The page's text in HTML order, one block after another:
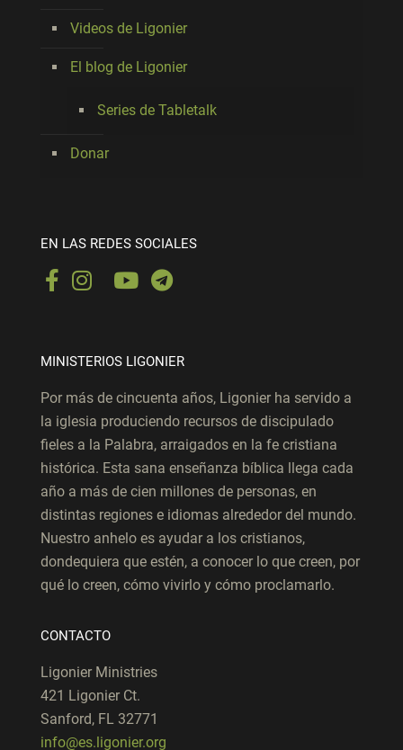
Videos de Ligonier
El blog de Ligonier
Series de Tabletalk
Donar
EN LAS REDES SOCIALES
MINISTERIOS LIGONIER
Por más de cincuenta años, Ligonier ha servido a
la iglesia produciendo recursos de discipulado
fieles a la Palabra, arraigados en la fe cristiana
histórica. Esta sana enseñanza bíblica llega cada
año a más de cien millones de personas, en
distintas regiones e idiomas alrededor del mundo.
Nuestro anhelo es ayudar a los cristianos,
dondequiera que estén, a conocer lo que creen, por
qué lo creen, cómo vivirlo y cómo proclamarlo.
CONTACTO
Ligonier Ministries
421 Ligonier Ct.
Sanford, FL 32771
info@es.ligonier.org